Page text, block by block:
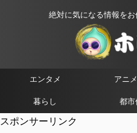
絶対に気になる情報を
エンタメ アニ
暮らし 都市
スポンサーリンク